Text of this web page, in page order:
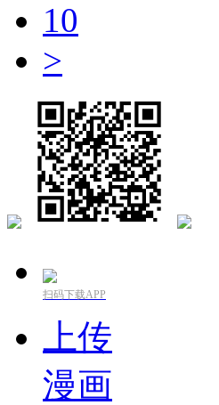
10
>
扫码下载APP
上传
漫画